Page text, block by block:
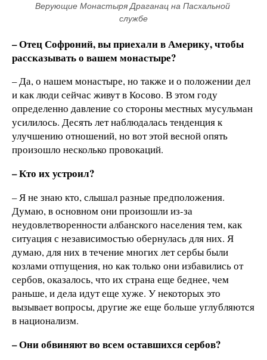
Верующие Монастыря Драганац на Пасхальной
службе
– Отец Софроний, вы приехали в Америку, чтобы
рассказывать о вашем монастыре?
– Да, о нашем монастыре, но также и о положении дел
и как люди сейчас живут в Косово. В этом году
определенно давление со стороны местных мусульман
усилилось. Десять лет наблюдалась тенденция к
улучшению отношений, но вот этой весной опять
произошло несколько провокаций.
– Кто их устроил?
– Я не знаю кто, слышал разные предположения.
Думаю, в основном они произошли из-за
неудовлетворенности албанского населения тем, как
ситуация с независимостью обернулась для них. Я
думаю, для них в течение многих лет сербы были
козлами отпущения, но как только они избавились от
сербов, оказалось, что их страна еще беднее, чем
раньше, и дела идут еще хуже. У некоторых это
вызывает вопросы, другие же еще больше углубляются
в национализм.
– Они обвиняют во всем оставшихся сербов?